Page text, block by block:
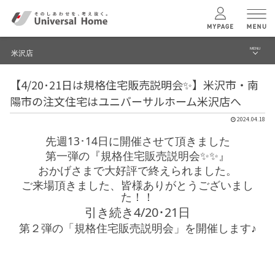
ユニバーサルホームの特長
テクノロジー
米沢店 MENU
ブログ
建築実例・事例
モデルハウス見学予約
米沢店 TOPへ
【4/20･21日は規格住宅販売説明会✨】米沢市・南
陽市の注文住宅はユニバーサルホーム米沢店へ
2024.04.18
先週13･14日に開催させて頂きました
第一弾の『規格住宅販売説明会✨✨』
おかげさまで大好評で終えられました。
ご来場頂きました、皆様ありがとうございまし
た！！
引き続き4/20･21日
第２弾の「規格住宅販売説明会」を開催します♪